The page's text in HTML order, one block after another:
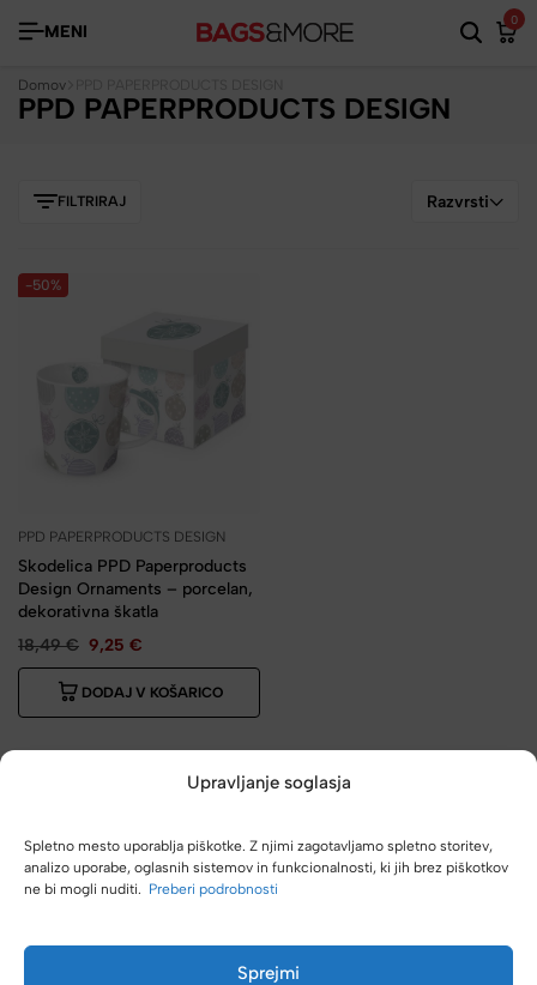
Upravljanje soglasja
Spletno mesto uporablja piškotke. Z njimi zagotavljamo spletno storitev,
analizo uporabe, oglasnih sistemov in funkcionalnosti, ki jih brez piškotkov
ne bi mogli nuditi. Preberi podrobnosti
Sprejmi
MENI
0
PPD PAPERPRODUCTS DESIGN
Domov
FILTRIRAJ Razvrsti
-50%
PPD PAPERPRODUCTS DESIGN
Skodelica PPD Paperproducts
Design Ornaments – porcelan,
dekorativna škatla
18,49€ 9,25 €
DODAJ V KOŠARICO
4 od 5 kupcev nas priporočajo naprej